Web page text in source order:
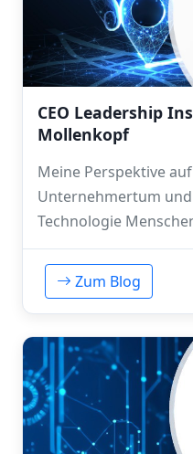
CEO Leadership
Mollenkopf
Meine Perspektive
Unternehmertum
Technologie
Zum Blog